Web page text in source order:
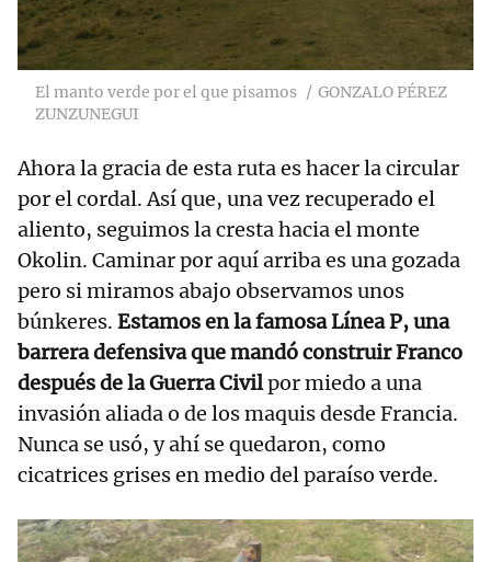
El manto verde por el que pisamos
GONZALO PÉREZ
ZUNZUNEGUI
Ahora la gracia de esta ruta es hacer la circular
por el cordal. Así que, una vez recuperado el
aliento, seguimos la cresta hacia el monte
Okolin. Caminar por aquí arriba es una gozada
pero si miramos abajo observamos unos
búnkeres. Estamos en la famosa Línea P, una
barrera defensiva que mandó construir Franco
después de la Guerra Civilpor miedo a una
invasión aliada o de los maquis desde Francia.
Nunca se usó, y ahí se quedaron, como
cicatrices grises en medio del paraíso verde.